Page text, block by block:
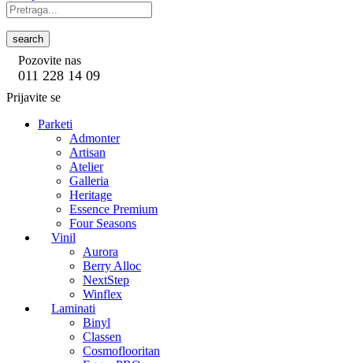
search
Pozovite nas
011 228 14 09
Prijavite se
Parketi
Admonter
Artisan
Atelier
Galleria
Heritage
Essence Premium
Four Seasons
Vinil
Aurora
Berry Alloc
NextStep
Winflex
Laminati
Binyl
Classen
Cosmoflooritan